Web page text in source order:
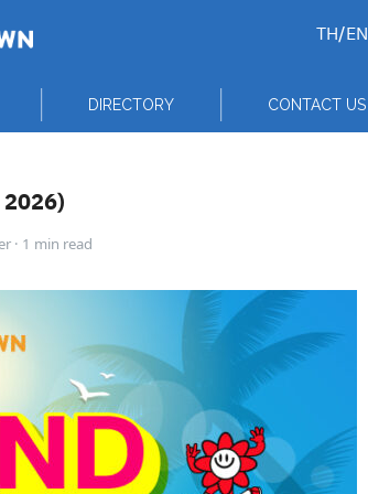
TH/EN
DIRECTORY CONTACT US
·